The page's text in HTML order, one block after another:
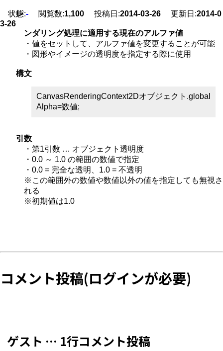
状態:- 閲覧数:1,100 投稿日:2014-03-26 更新日:2014-0
3-26
レ
ンダリング処理に適用する現在のアルファ値
・値をセットして、アルファ値を変更することが可能
・図形やイメージの透明度を指定する際に使用
構文
CanvasRenderingContext2Dオブジェクト.global
Alpha=数値;
引数
・第1引数 … オブジェクト透明度
・0.0 ～ 1.0 の範囲の数値で指定
・0.0 = 完全な透明、1.0 = 不透明
※この範囲外の数値や数値以外の値を指定しても無視さ
れる
※初期値は1.0
コメント投稿(ログインが必要)
ゲスト … 1行コメント投稿